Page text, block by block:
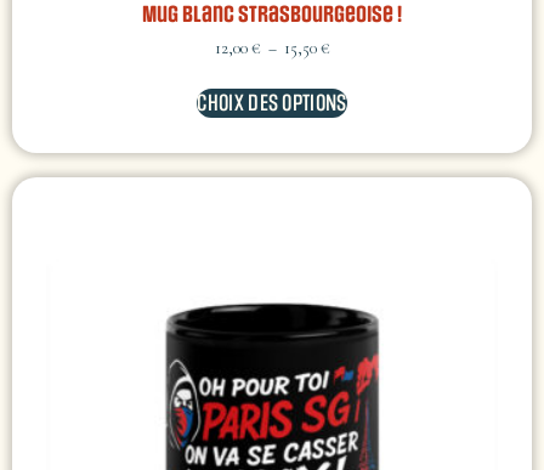
Mug Blanc Strasbourgeoise !
12,00€ – 15,50€
CHOIX DES OPTIONS